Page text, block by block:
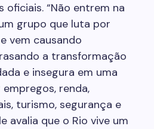
oficiais. “Não entrem na
grupo que luta por
vem causando
a transformação
e insegura em uma
renda,
turismo, segurança e
avalia que o Rio vive um